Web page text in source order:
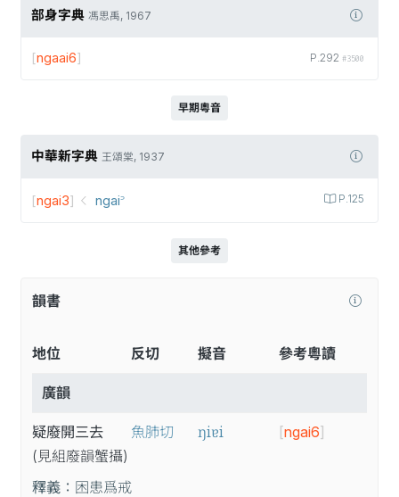
部身字典 馮思禹, 1967
P.292 #3500
[ngaai6]
早期粵音
中華新字典 王頌棠, 1937
P.125
[ngai3] ngai꜄
其他參考
韻書
地位 反切 擬音 參考粵讀
廣韻
疑廢開三去
(見組廢韻蟹攝)
魚肺切 ŋiɐi [ngai6]
釋義： 困患爲戒